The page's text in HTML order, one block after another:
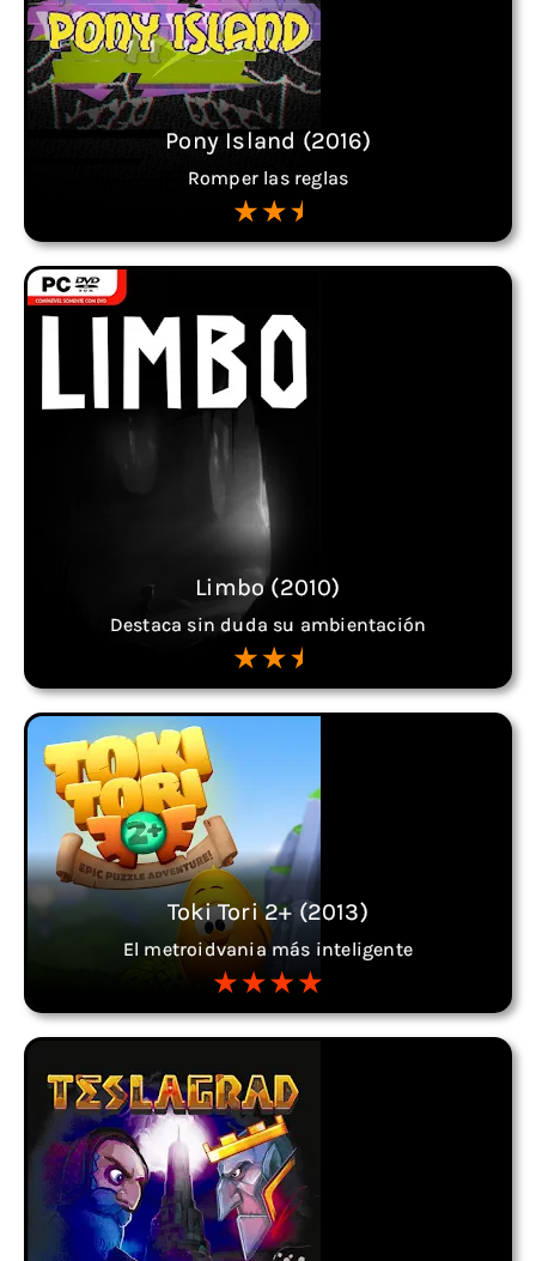
Pony Island (2016)
Romper las reglas
Limbo (2010)
Destaca sin duda su ambientación
Toki Tori 2+ (2013)
El metroidvania más inteligente